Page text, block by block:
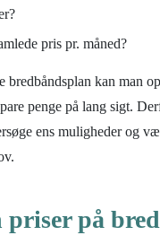
pris pr. måned?
bredbåndsplan kan man
penge på lang sigt.
ens muligheder og
priser på